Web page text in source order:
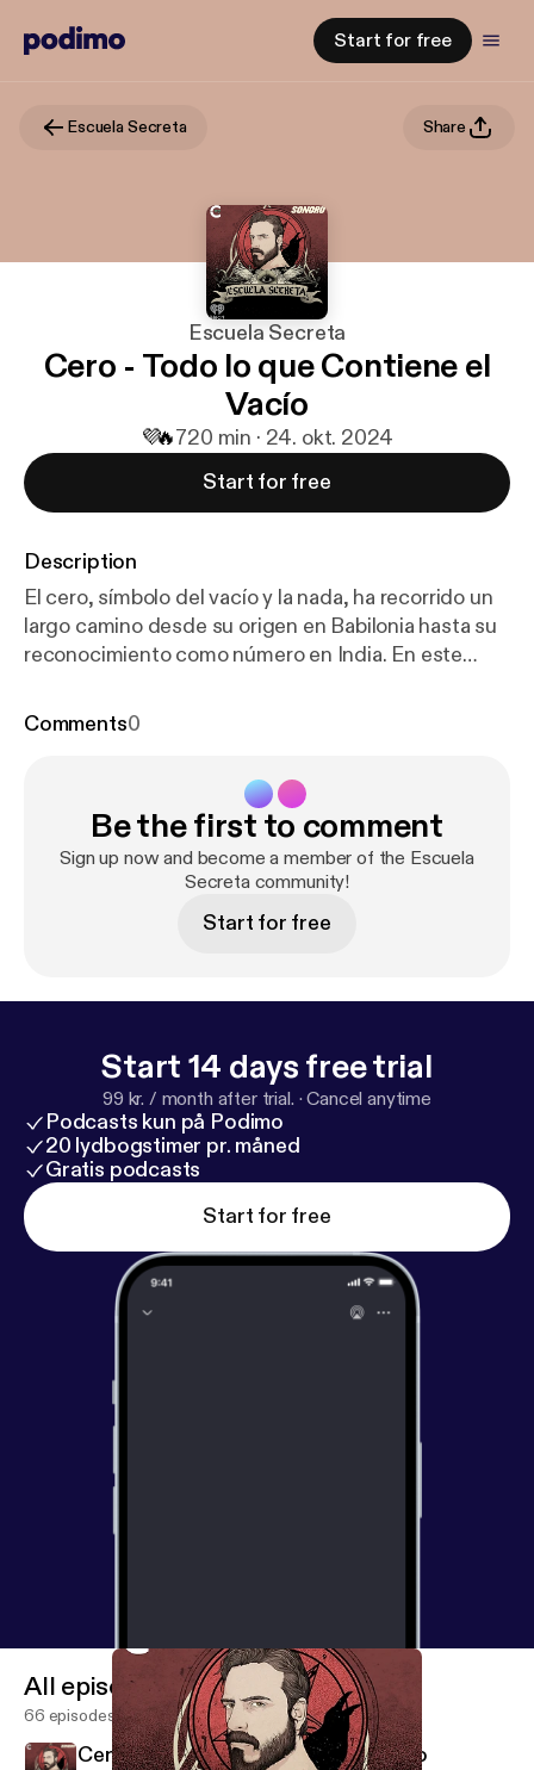
Start for free
Escuela Secreta Share
Escuela Secreta
Cero - Todo lo que Contiene el
Vacío
💜🔥720 min · 24. okt. 2024
Start for free
Description
El cero, símbolo del vacío y la nada, ha recorrido un
largo camino desde su origen en Babilonia hasta su
reconocimiento como número en India. En este
cero, inicialmente una herramienta para distinguir
ciencia y la tecnología modernas. See
omnystudio.com/listener [https://omnystudio.com/li
stener] for privacy information.
Comments0
Be the first to comment
Sign up now and become a member of the Escuela
Secreta community!
Start for free
Start 14 days free trial
99 kr. / month after trial. ·Cancel anytime
Podcasts kun på Podimo
20 lydbogstimer pr. måned
Gratis podcasts
Start for free
All episodes
66 episodes
Cero - Todo lo que Contiene el Vacío